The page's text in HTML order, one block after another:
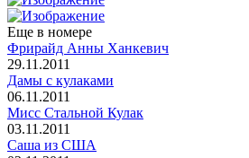
Еще в номере
Фрирайд Анны Ханкевич
29.11.2011
Дамы с кулаками
06.11.2011
Мисс Стальной Кулак
03.11.2011
Саша из США